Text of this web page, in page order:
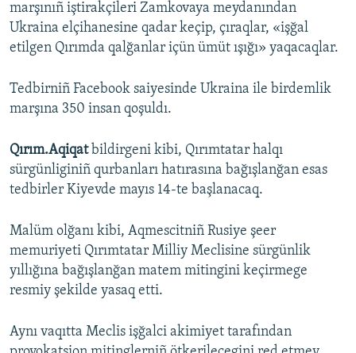
marşınıñ iştirakçileri Zamkovaya meydanından
Ukraina elçihanesine qadar keçip, çıraqlar, «işğal
etilgen Qırımda qalğanlar içün ümüt ışığı» yaqacaqlar.
Tedbirniñ Facebook saiyesinde Ukraina ile birdemlik
marşına 350 insan qoşuldı.
Qırım.Aqiqatbildirgeni kibi, Qırımtatar halqı
sürgünliginiñ qurbanları hatırasına bağışlanğan esas
tedbirler Kiyevde mayıs 14-te başlanacaq.
Malüm olğanı kibi, Aqmescitniñ Rusiye şeer
memuriyeti Qırımtatar Milliy Meclisine sürgünlik
yıllığına bağışlanğan matem mitingini keçirmege
resmiy şekilde yasaq etti.
Aynı vaqıtta Meclis işğalci akimiyet tarafından